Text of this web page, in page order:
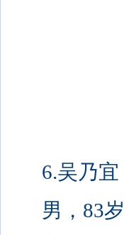
6.吴乃宜
男，83